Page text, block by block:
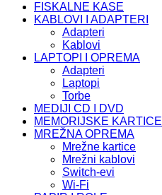
FISKALNE KASE
KABLOVI I ADAPTERI
Adapteri
Kablovi
LAPTOPI I OPREMA
Adapteri
Laptopi
Torbe
MEDIJI CD I DVD
MEMORIJSKE KARTICE
MREŽNA OPREMA
Mrežne kartice
Mrežni kablovi
Switch-evi
Wi-Fi